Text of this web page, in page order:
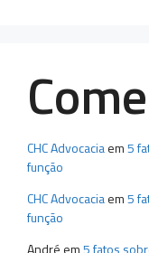
CHC Advocaciaem5
função
CHC Advocaciaem5
função